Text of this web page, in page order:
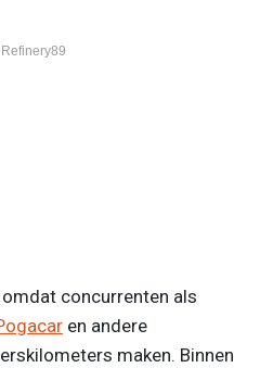
concurrenten als
en andere
maken. Binnen